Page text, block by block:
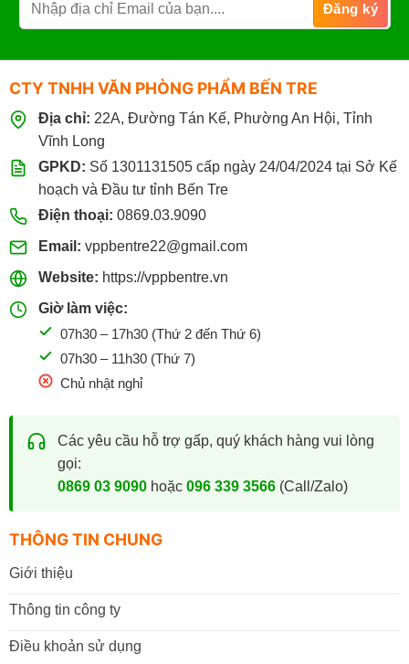
CTY TNHH VĂN PHÒNG PHẨM BẾN TRE
Địa chỉ: 22A, Đường Tán Kế, Phường An Hội, Tỉnh
Vĩnh Long
GPKD: Số 1301131505 cấp ngày 24/04/2024 tại Sở Kế
hoạch và Đầu tư tỉnh Bến Tre
Điện thoại: 0869.03.9090
Email: vppbentre22@gmail.com
Website: https://vppbentre.vn
Giờ làm việc:
07h30 – 17h30 (Thứ 2 đến Thứ 6)
07h30 – 11h30 (Thứ 7)
Chủ nhật nghỉ
Các yêu cầu hỗ trợ gấp, quý khách hàng vui lòng
gọi:
0869 03 9090hoặc 096 339 3566(Call/Zalo)
THÔNG TIN CHUNG
Giới thiệu
Thông tin công ty
Điều khoản sử dụng